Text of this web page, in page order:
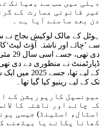
دہلی میں سب سے بھیانک
غیر قانونی عمارت کے
دن بعد سامنے آیا ہے ۔
سے ’چائے اور ناشتہ آؤٹ
دی
تک کے لیے رینیو کیا گیا تھا۔
میونسپل کارپوریشن کے
کہ چائے اور ناشتہ کا
اسٹال، اسٹینڈ) جیسی
کھانا پکانے یا بیٹھنے